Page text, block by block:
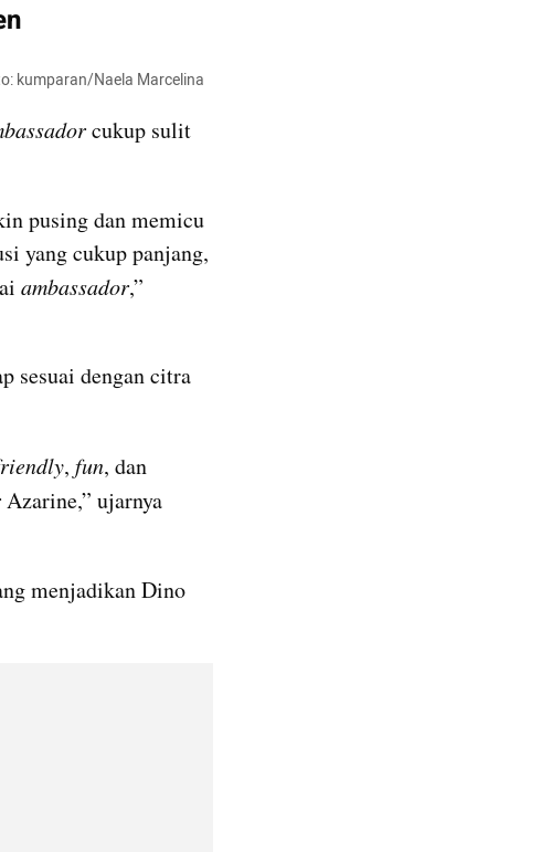
kumparan/Naela Marcelina
cukup sulit
pusing dan memicu
yang cukup panjang,
ambassador,”
, fun, dan
Azarine,” ujarnya
menjadikan Dino